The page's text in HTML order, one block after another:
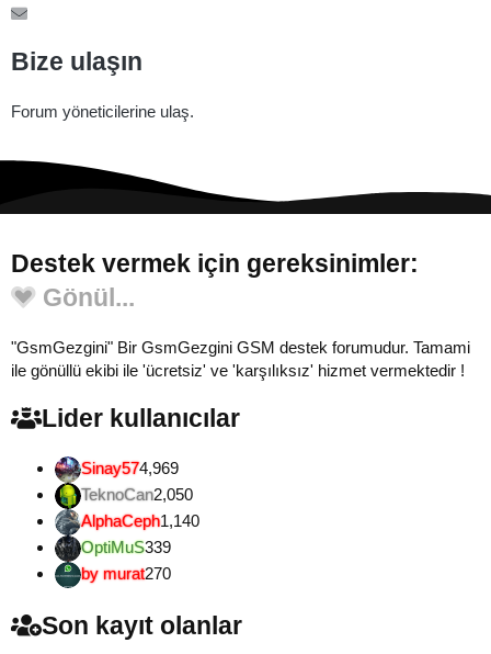
Bize ulaşın
Forum yöneticilerine ulaş.
Destek vermek için gereksinimler:
Gönül...
"GsmGezgini" Bir GsmGezgini GSM destek forumudur. Tamami
ile gönüllü ekibi ile 'ücretsiz' ve 'karşılıksız' hizmet vermektedir !
Lider kullanıcılar
Sinay574,969
TeknoCan2,050
AlphaCeph1,140
OptiMuS339
by murat270
Son kayıt olanlar